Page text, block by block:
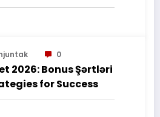
0
2026: Bonus Şərtləri
for Success